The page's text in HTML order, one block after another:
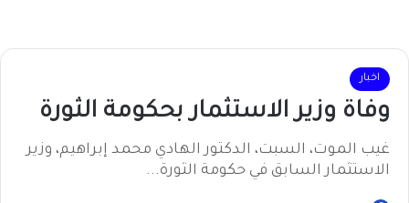
اخبار
وفاة وزير الاستثمار بحكومة الثورة
غيب الموت، السبت، الدكتور الهادي محمد إبراهيم، وزير
الاستثمار السابق في حكومة الثورة...